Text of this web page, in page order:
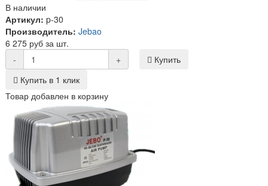
В наличии
Артикул: p-30
Производитель: Jebao
6 275 руб за шт.
-
+
Купить
Купить в 1 клик
Товар добавлен в корзину